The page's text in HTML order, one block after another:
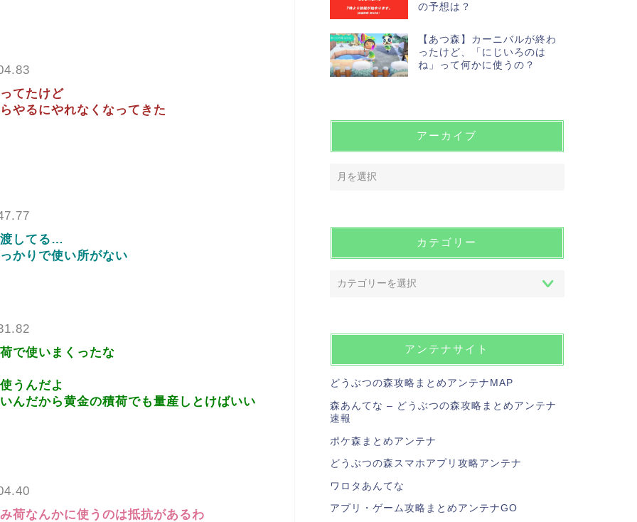
てたけど
やるにやれなくなってきた
してる…
かりで使い所がない
で使いまくったな
うんだよ
んだから黄金の積荷でも量産しとけばいい
荷なんかに使うのは抵抗があるわ
の予想は？
【あつ森】カーニバルが終わ
ったけど、「にじいろのは
ね」って何かに使うの？
アーカイブ
カテゴリー
アンテナサイト
どうぶつの森攻略まとめアンテナMAP
森あんてな – どうぶつの森攻略まとめアンテナ
速報
ポケ森まとめアンテナ
どうぶつの森スマホアプリ攻略アンテナ
ワロタあんてな
アプリ・ゲーム攻略まとめアンテナGO